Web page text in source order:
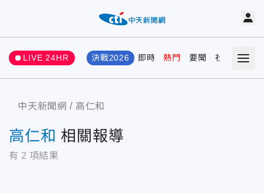
LIVE 24HR 決戰2026 即時 熱門 要聞 社會 娛樂
中天新聞網 高仁和
高仁和 相關報導
有 2 項結果